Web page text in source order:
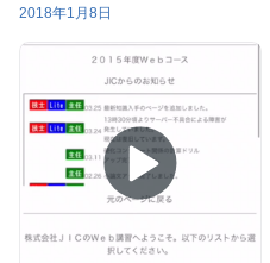
2018年1月8日